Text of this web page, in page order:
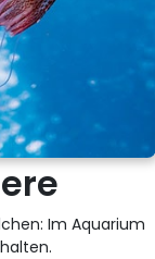
Im Aquarium